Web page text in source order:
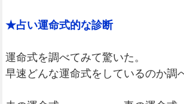
★占い運命式的な診断
運命式を調べてみて驚いた。
早速どんな運命式をしているのか調